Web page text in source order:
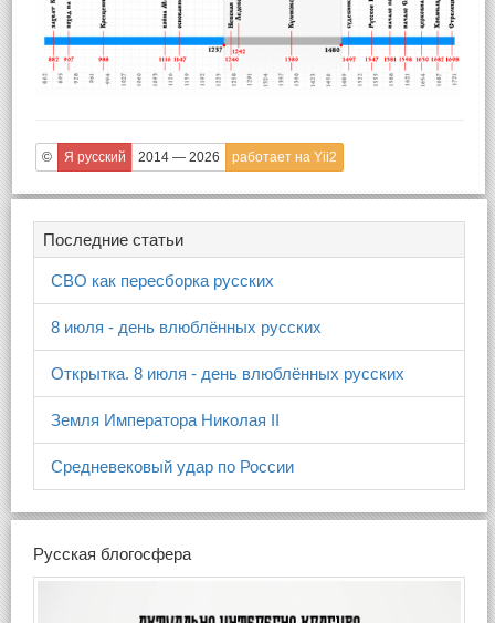
© Я русский 2014 — 2026 работает на Yii2
Последние статьи
СВО как пересборка русских
8 июля - день влюблённых русских
Открытка. 8 июля - день влюблённых русских
Земля Императора Николая II
Средневековый удар по России
Русская блогосфера